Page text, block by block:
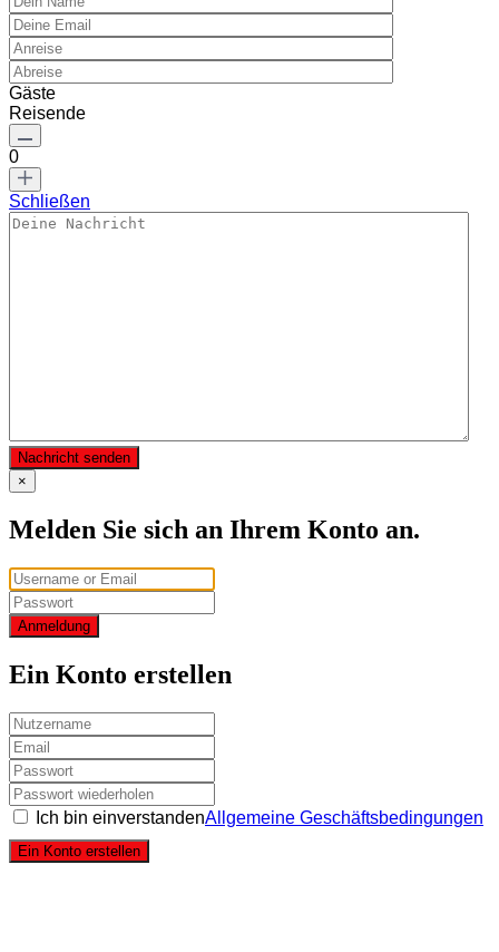
Gäste
Reisende
0
Schließen
Nachricht senden
×
Melden Sie sich an Ihrem Konto an.
Anmeldung
Ein Konto erstellen
Ich bin einverstandenAllgemeine Geschäftsbedingungen
Ein Konto erstellen